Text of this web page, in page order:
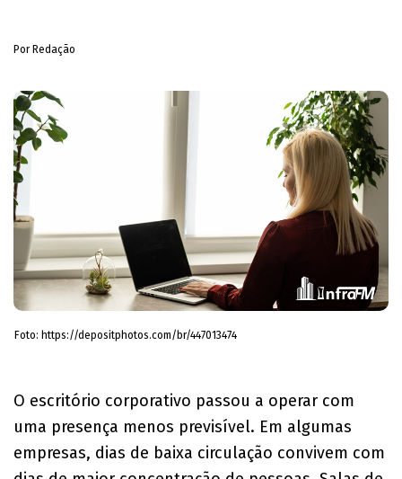
Por Redação
Foto: https://depositphotos.com/br/447013474
O escritório corporativo passou a operar com
uma presença menos previsível. Em algumas
empresas, dias de baixa circulação convivem com